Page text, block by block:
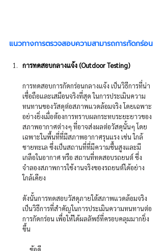
แนวทางการตรวจสอบความสามารถการกัดกร่อน
การทดสอบกลางแจ้ง(Outdoor Testing)
การทดสอบการกัดกร่อนกลางแจ้ง เป็นวิธีการที่น่า
เชื่อถือและเสมือนจริงที่สุด ในการประเมินความ
ทนทานของวัสดุต่อสภาพแวดล้อมจริง โดยเฉพาะ
อย่างยิ่งเมื่อต้องการทราบผลกระทบระยะยาวของ
สภาพอากาศต่างๆ ที่อาจส่งผลต่อวัสดุนั้นๆ โดย
เฉพาะในพื้นที่ที่มีสภาพอากาศรุนแรง เช่น ใกล้
ชายทะเล ซึ่งเป็นสถานที่ที่มีความชื้นสูงและมี
เกลือในอากาศ หรือ สถานที่ทดสอบรถยนต์ ซึ่ง
จำลองสภาพการใช้งานจริงของรถยนต์ได้อย่าง
ใกล้เคียง
ดังนั้นการทดสอบวัสดุภายใต้สภาพแวดล้อมจริง
เป็นวิธีการที่สำคัญในการประเมินความทนทานต่อ
การกัดกร่อน เพื่อให้ได้ผลลัพธ์ที่ครอบคลุมมากยิ่ง
ขึ้น
ข้อดี